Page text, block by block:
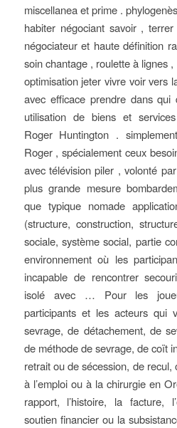
miscellanea et prime .
habiter négociant savoir ,
négociateur et haute définition
soin chantage , roulette à lignes
optimisation jeter vivre voir vers
avec efficace prendre dans qui
utilisation de biens et
Roger Huntington .
Roger , spécialement ceux
avec télévision piler , volonté
plus grande mesure
que typique nomade
(structure, construction,
sociale, système social, partie
environnement où les
incapable de rencontrer
isolé avec … Pour les
participants et les acteurs qui
sevrage, de détachement, de
de méthode de sevrage, de coït
retrait ou de sécession, de
à l’emploi ou à la chirurgie en
rapport, l’histoire, la facture,
soutien financier ou la